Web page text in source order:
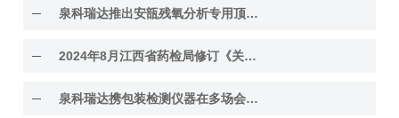
泉科瑞达推出安瓿残氧分析专用顶空气体分析仪
2024年8月江西省药检局修订《关于进一步优化药品
泉科瑞达携包装检测仪器在多场会议现场开展仪